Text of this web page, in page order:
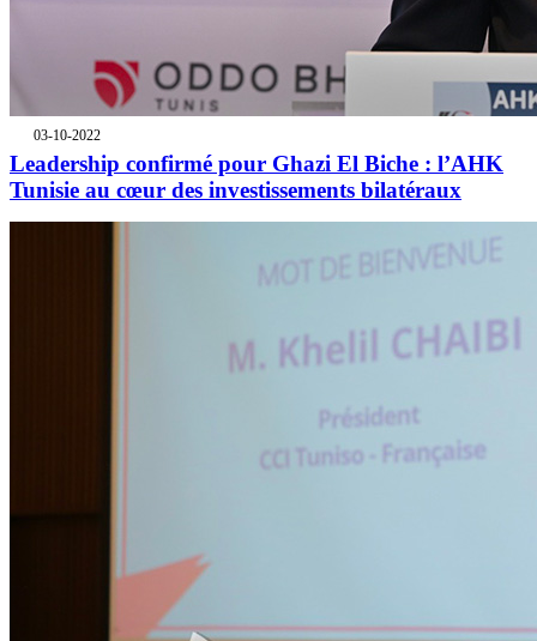
03-10-2022
Leadership confirmé pour Ghazi El Biche : l’AHK
Tunisie au cœur des investissements bilatéraux